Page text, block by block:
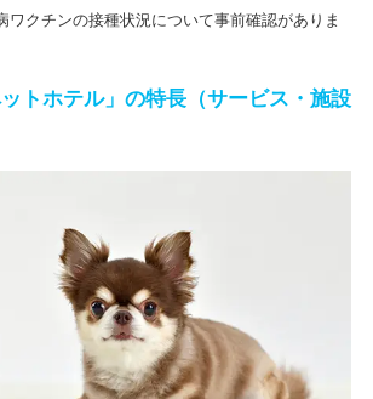
ワクチンの接種状況について事前確認がありま
ットホテル」の特長（サービス・施設